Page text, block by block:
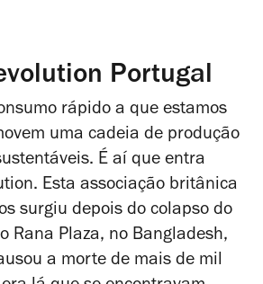
Portugal
rápido a que estamos
uma cadeia de produção
É aí que entra
Esta associação britânica
surgiu depois do colapso do
Rana Plaza, no Bangladesh,
a morte de mais de mil